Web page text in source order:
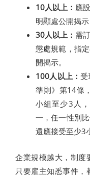
10人以上： 應
明顯處公開揭
30人以上： 需
懲處規範，指
開揭示。
100人以上：
準則》第14條
小組至少3人
一，任一性別
還應接受至少3
企業規模越大，制度
只要雇主知悉事件